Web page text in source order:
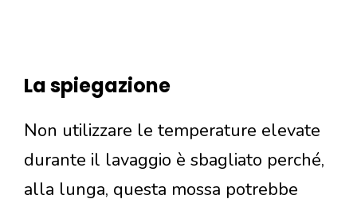
La spiegazione
Non utilizzare le temperature elevate
durante il lavaggio è sbagliato perché,
alla lunga, questa mossa potrebbe